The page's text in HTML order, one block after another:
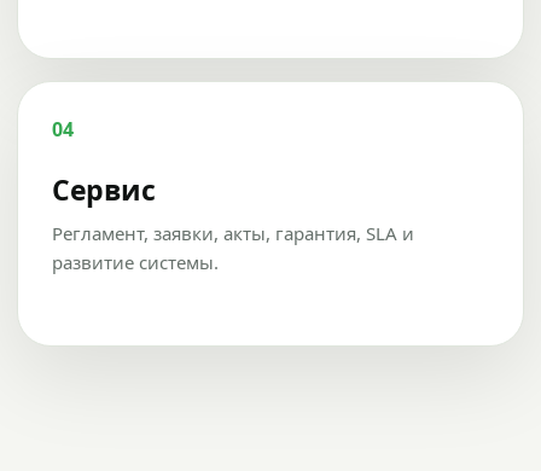
04
Сервис
Регламент, заявки, акты, гарантия, SLA и
развитие системы.